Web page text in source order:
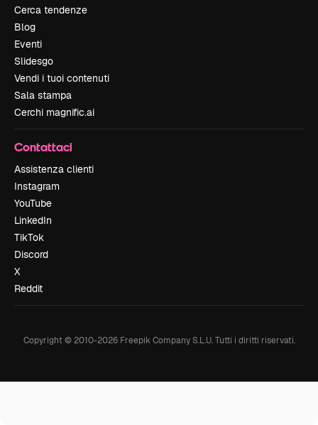
Cerca tendenze
Blog
Eventi
Slidesgo
Vendi i tuoi contenuti
Sala stampa
Cerchi magnific.ai
Contattaci
Assistenza clienti
Instagram
YouTube
LinkedIn
TikTok
Discord
X
Reddit
Copyright © 2010-2026Freepik Company S.L.U. Tutti i diritti riservati.